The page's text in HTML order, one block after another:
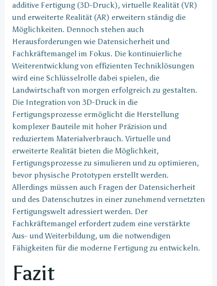
additive Fertigung (3D-Druck), virtuelle Realität (VR)
und erweiterte Realität (AR) erweitern ständig die
Möglichkeiten. Dennoch stehen auch
Herausforderungen wie Datensicherheit und
Fachkräftemangel im Fokus. Die kontinuierliche
Weiterentwicklung von effizienten Techniklösungen
wird eine Schlüsselrolle dabei spielen, die
Landwirtschaft von morgen erfolgreich zu gestalten.
Die Integration von 3D-Druck in die
Fertigungsprozesse ermöglicht die Herstellung
komplexer Bauteile mit hoher Präzision und
reduziertem Materialverbrauch. Virtuelle und
erweiterte Realität bieten die Möglichkeit,
Fertigungsprozesse zu simulieren und zu optimieren,
bevor physische Prototypen erstellt werden.
Allerdings müssen auch Fragen der Datensicherheit
und des Datenschutzes in einer zunehmend vernetzten
Fertigungswelt adressiert werden. Der
Fachkräftemangel erfordert zudem eine verstärkte
Aus- und Weiterbildung, um die notwendigen
Fähigkeiten für die moderne Fertigung zu entwickeln.
Fazit